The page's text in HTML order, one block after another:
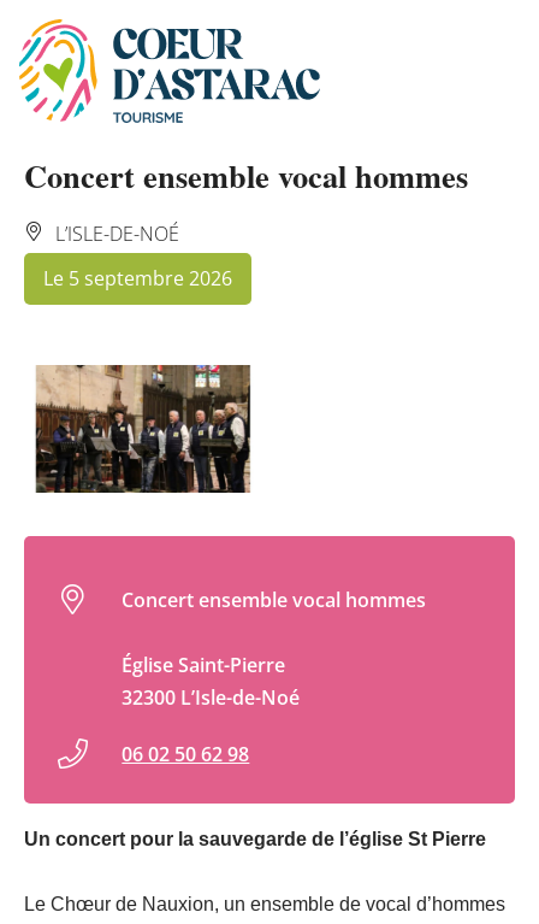
Panneau de gestion des cookies
Concert ensemble vocal hommes
L’ISLE-DE-NOÉ
Le 5 septembre 2026
Un concert pour la sauvegarde de l’église St Pierre
Le Chœur de Nauxion, un ensemble de vocal d’hommes
Concert ensemble vocal hommes
Église Saint-Pierre
32300 L’Isle-de-Noé
06 02 50 62 98